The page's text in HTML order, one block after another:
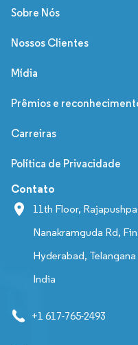
Sobre Nós
Nossos Clientes
Mídia
Prêmios e
Carreiras
Política de Privacidade
Contato
11th Floor,
Nanakramguda Rd,
Hyderabad, Telangana
India
+1 617-765-2493